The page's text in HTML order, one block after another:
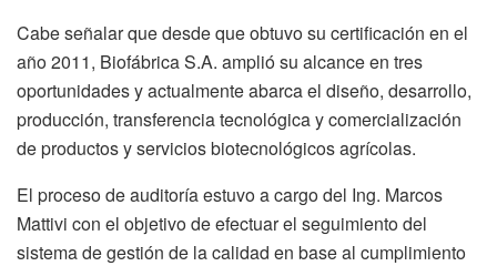
Cabe señalar que desde que obtuvo su certificación en el
año 2011, Biofábrica S.A. amplió su alcance en tres
oportunidades y actualmente abarca el diseño, desarrollo,
producción, transferencia tecnológica y comercialización
de productos y servicios biotecnológicos agrícolas.
El proceso de auditoría estuvo a cargo del Ing. Marcos
Mattivi con el objetivo de efectuar el seguimiento del
sistema de gestión de la calidad en base al cumplimiento